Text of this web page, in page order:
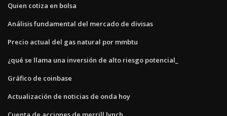
Quien cotiza en bolsa
Análisis fundamental del mercado de divisas
Precio actual del gas natural por mmbtu
¿qué se llama una inversión de alto riesgo potencial_
Gráfico de coinbase
Actualización de noticias de onda hoy